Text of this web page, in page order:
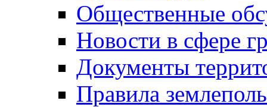
Общественные
Новости в сфере
Документы
Правила